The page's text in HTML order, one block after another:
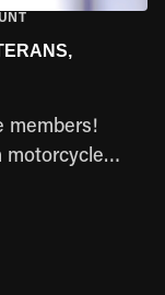
members!
motorcycle
Don't miss out